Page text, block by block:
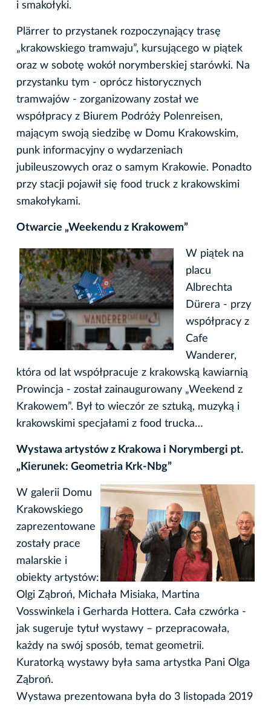
i smakołyki.
Plärrer to przystanek rozpoczynający trasę
„krakowskiego tramwaju”, kursującego w piątek
oraz w sobotę wokół norymberskiej starówki. Na
przystanku tym - oprócz historycznych
tramwajów - zorganizowany został we
współpracy z Biurem Podróży Polenreisen,
mającym swoją siedzibę w Domu Krakowskim,
punk informacyjny o wydarzeniach
jubileuszowych oraz o samym Krakowie. Ponadto
przy stacji pojawił się food truck z krakowskimi
smakołykami.
Otwarcie „Weekendu z Krakowem”
W piątek na
placu
Albrechta
Dürera - przy
współpracy z
Cafe
Wanderer,
która od lat współpracuje z krakowską kawiarnią
Prowincja - został zainaugurowany „Weekend z
Krakowem”. Był to wieczór ze sztuką, muzyką i
krakowskimi specjałami z food trucka…
Wystawa artystów z Krakowa i Norymbergi pt.
„Kierunek: Geometria Krk-Nbg”
W galerii Domu
Krakowskiego
zaprezentowane
zostały prace
malarskie i
obiekty artystów:
Olgi Ząbroń, Michała Misiaka, Martina
Vosswinkela i Gerharda Hottera. Cała czwórka -
jak sugeruje tytuł wystawy – przepracowała,
każdy na swój sposób, temat geometrii.
Kuratorką wystawy była sama artystka Pani Olga
Ząbroń.
Wystawa prezentowana była do 3 listopada 2019